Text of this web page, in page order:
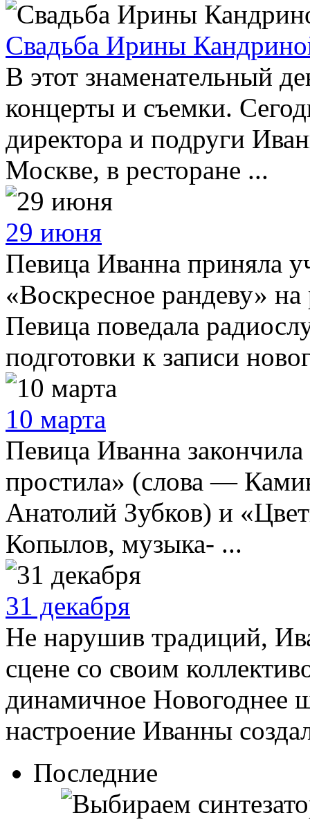
Свадьба Ирины
В этот знаменательный
концерты и съемки.
директора и подруги
Москве, в ресторане ...
29 июня
Певица Иванна приняла
«Воскресное рандеву»
Певица поведала
подготовки к записи
10 марта
Певица Иванна
простила» (слова —
Анатолий Зубков) и
Копылов, музыка- ...
31 декабря
Не нарушив традиций,
сцене со своим
динамичное Новогоднее
настроение Иванны
Последние